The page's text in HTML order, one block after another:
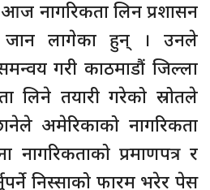
नागरिकता लिन प्रशासन
जान लागेका हुन् । उनले
गरी काठमाडौं जिल्ला
लिने तयारी गरेको स्रोतले
अमेरिकाको नागरिकता
नागरिकताको प्रमाणपत्र र
निस्साको फारम भरेर पेस